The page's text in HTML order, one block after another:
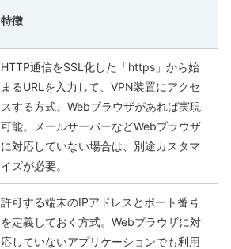
特徴
HTTP通信をSSL化した「https」から始
まるURLを入力して、VPN装置にアクセ
スする方式。Webブラウザがあれば実現
可能。メールサーバーなどWebブラウザ
に対応していない場合は、別途カスタマ
イズが必要。
許可する端末のIPアドレスとポート番号
を定義しておく方式。Webブラウザに対
応していないアプリケーションでも利用